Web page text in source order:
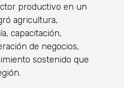
productivo en un
agricultura,
capacitación,
de negocios,
sostenido que